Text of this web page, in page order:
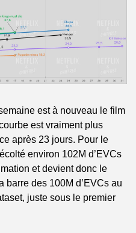
est à nouveau le film
est vraiment plus
après 23 jours. Pour le
environ 102M d’EVCs
et devient donc le
barre des 100M d’EVCs au
juste sous le premier